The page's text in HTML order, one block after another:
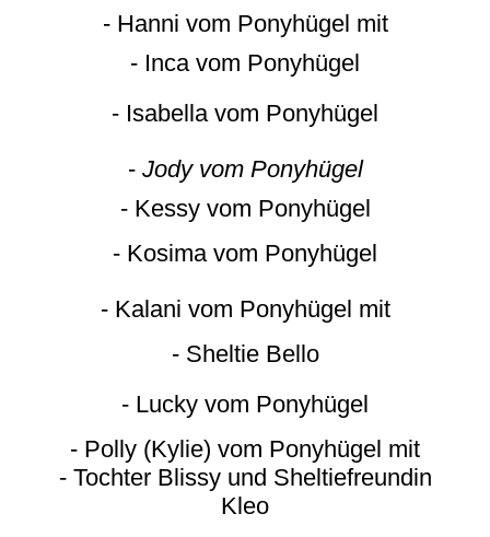
- Hanni vom Ponyhügel mit
- Inca vom Ponyhügel
- Isabella vom Ponyhügel
- Jody vom Ponyhügel
- Kessy vom Ponyhügel
- Kosima vom Ponyhügel
- Kalani vom Ponyhügel mit
- Sheltie Bello
- Lucky vom Ponyhügel
- Polly (Kylie) vom Ponyhügel mit
- Tochter Blissy und Sheltiefreundin
Kleo